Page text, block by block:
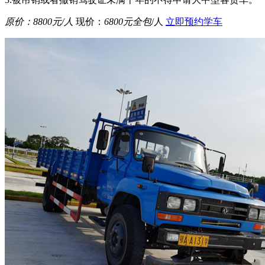
原价： 8800元/人 现价： 6800元全包/人 立即预约学车